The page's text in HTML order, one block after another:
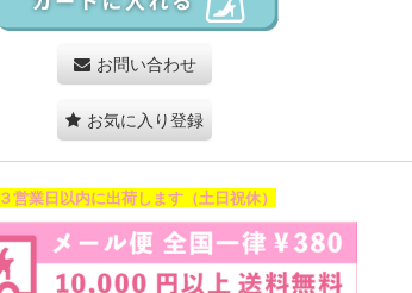
お問い合わせ
お気に入り登録
３営業日以内に出荷します（土日祝休）